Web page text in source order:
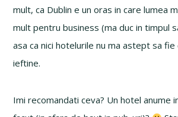
mult, ca Dublin e un oras in care lumea
mult pentru business (ma duc in timpul
asa ca nici hotelurile nu ma astept sa fie
ieftine.
Imi recomandati ceva? Un hotel anume